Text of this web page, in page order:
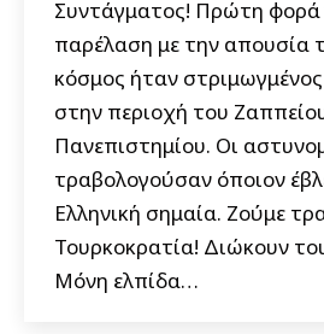
Συντάγματος! Πρώτη φορά
παρέλαση με την απουσία
κόσμος ήταν στριμωγμένος
στην περιοχή του
Πανεπιστημίου. Οι
τραβολογούσαν όποιον
Ελληνική σημαία. Ζούμε
Τουρκοκρατία! Διώκουν
Μόνη ελπίδα…